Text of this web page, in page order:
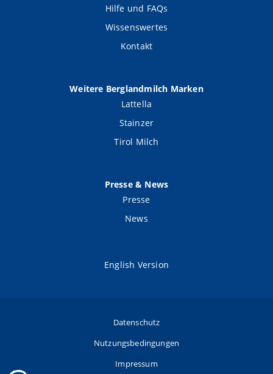
Hilfe und FAQs
Wissenswertes
Kontakt
Weitere Berglandmilch Marken
Lattella
Stainzer
Tirol Milch
Presse & News
Presse
News
English Version
Datenschutz
Nutzungsbedingungen
Impressum